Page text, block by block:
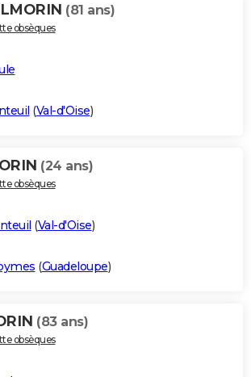
(81 ans)
obsèques
(Val-d'Oise)
(24 ans)
obsèques
(Val-d'Oise)
(Guadeloupe)
(83 ans)
obsèques